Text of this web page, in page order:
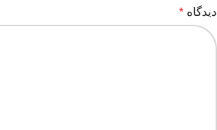
دیدگاه *